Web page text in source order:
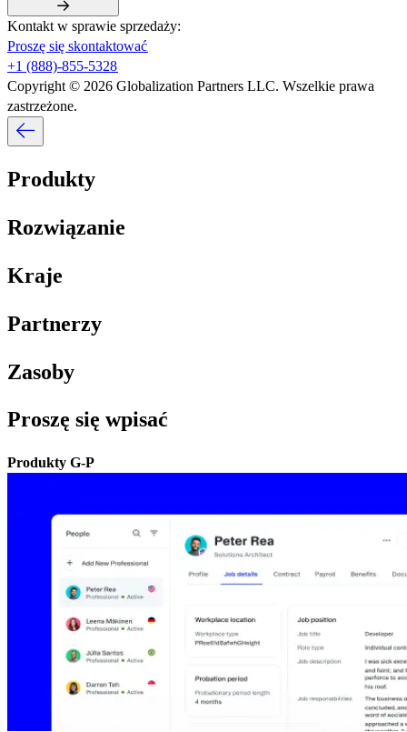
Kontakt w sprawie sprzedaży:​​
Proszę się skontaktować​​
+1 (888)-855-5328​​
Copyright © 2026 Globalization Partners LLC. Wszelkie prawa
zastrzeżone.​​
Produkty​​
Rozwiązanie​​
Kraje​​
Partnerzy​​
Zasoby​​
Proszę się wpisać​​
Produkty G-P​​